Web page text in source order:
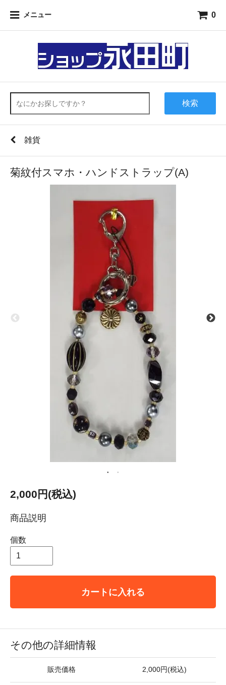
メニュー 0
検索
雑貨
菊紋付スマホ・ハンドストラップ(A)
2,000円(税込)
商品説明
個数
カートに入れる
その他の詳細情報
販売価格 2,000円(税込)